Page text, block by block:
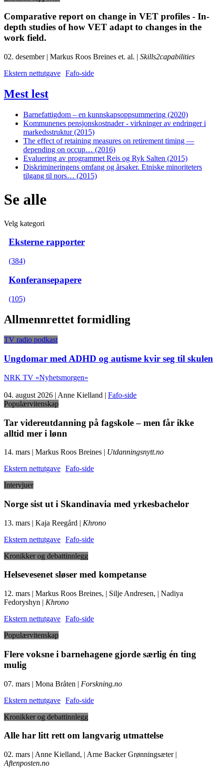
Comparative report on change in VET profiles - In-
depth studies of how VET adapt to changes in the
work field.
02. desember | Markus Roos Breines et. al. | Skills2capabilities
Ekstern nettutgave Fafo-side
Mest lest
Barnefattigdom – en kunnskapsoppsummering (2020)
Kommunenes pensjonskostnader - virkninger av endringer i
markedsstruktur (2015)
The effect of retaining measures on retirement timing —
depending on occup… (2016)
Evaluering av programmet Reis og Ryk Salten (2015)
Diskrimineringens omfang og årsaker. Etniske minoriteters
tilgang til nors… (2015)
Se alle
Velg kategori
Eksterne rapporter
(384)
Konferansepapere
(105)
Allmennrettet formidling
TV radio podkast
Ungdomar med ADHD og autisme kvir seg til skulen
NRK TV «Nyhetsmorgen»
04. august 2026 | Anne Kielland | Fafo-side
Populærvitenskap
Tar videreutdanning på fagskole – men får ikke
alltid mer i lønn
14. mars | Markus Roos Breines | Utdanningsnytt.no
Ekstern nettutgave Fafo-side
Intervjuer
Norge sist ut i Skandinavia med yrkesbachelor
13. mars | Kaja Reegård | Khrono
Ekstern nettutgave Fafo-side
Kronikker og debattinnlegg
Helsevesenet sløser med kompetanse
12. mars | Markus Roos Breines, | Silje Andresen, | Nadiya
Fedoryshyn | Khrono
Ekstern nettutgave Fafo-side
Populærvitenskap
Flere voksne i barnehagene gjorde særlig én ting
mulig
07. mars | Mona Bråten | Forskning.no
Ekstern nettutgave Fafo-side
Kronikker og debattinnlegg
Alle har litt rett om langvarig utmattelse
02. mars | Anne Kielland, | Arne Backer Grønningsæter |
Aftenposten.no